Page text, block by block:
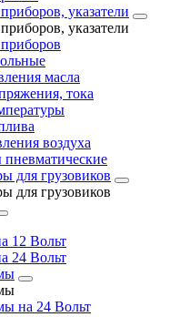
указатели
указатели
масла
тока
воздуха
для грузовиков
для грузовиков
12 Вольт
24 Вольт
на 24 Вольт